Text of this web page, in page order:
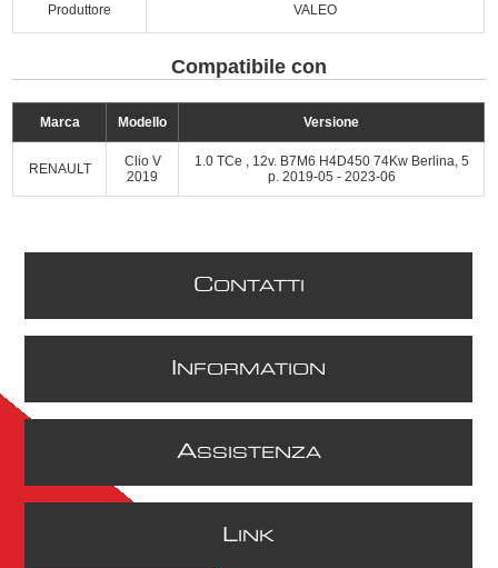
Produttore VALEO
Compatibile con
Marca Modello Versione
RENAULT
Clio V
2019
1.0 TCe , 12v. B7M6 H4D450 74Kw Berlina, 5
p. 2019-05 - 2023-06
CONTATTI
NFORMATION
ASSISTENZA
L INK